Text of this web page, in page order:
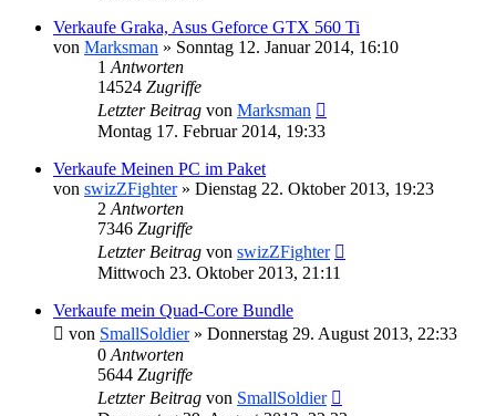
Verkaufe Graka, Asus Geforce GTX 560 Ti
von Marksman » Sonntag 12. Januar 2014, 16:10
1 Antworten
14524 Zugriffe
Letzter Beitrag von Marksman
Montag 17. Februar 2014, 19:33
Verkaufe Meinen PC im Paket
von swizZFighter» Dienstag 22. Oktober 2013, 19:23
2 Antworten
7346 Zugriffe
Letzter Beitrag von swizZFighter
Mittwoch 23. Oktober 2013, 21:11
Verkaufe mein Quad-Core Bundle
von SmallSoldier» Donnerstag 29. August 2013, 22:33
0 Antworten
5644 Zugriffe
Letzter Beitrag von SmallSoldier